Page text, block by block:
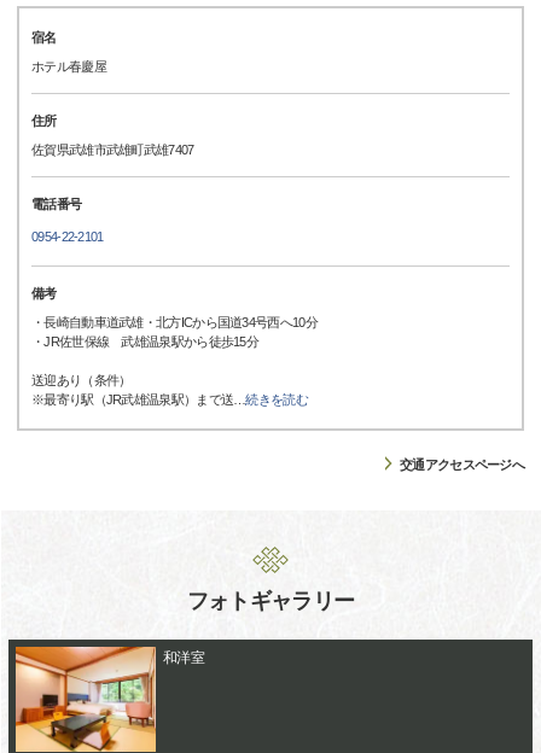
宿名
ホテル春慶屋
住所
佐賀県武雄市武雄町武雄7407
電話番号
0954-22-2101
備考
・長崎自動車道武雄・北方ICから国道34号西へ10分
・JR佐世保線 武雄温泉駅から徒歩15分
送迎あり（条件）
※最寄り駅（JR武雄温泉駅）まで送 …続きを読む
交通アクセスページへ
フォトギャラリー
和洋室